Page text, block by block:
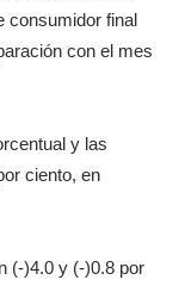
consumidor final
con el mes
y las
ciento, en
(-)4.0 y (-)0.8 por